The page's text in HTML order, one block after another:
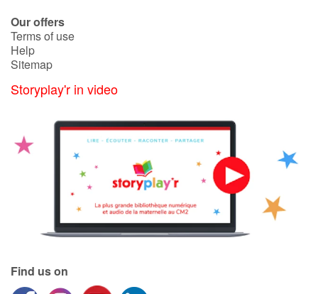
Our offers
Terms of use
Help
Sitemap
Storyplay'r in video
Find us on